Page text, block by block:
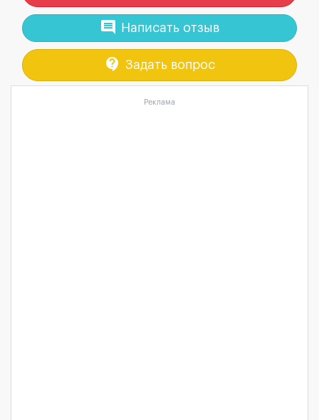
comment Написать отзыв
contact_support Задать вопрос
Реклама